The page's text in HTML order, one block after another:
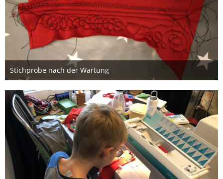
Stichprobe nach der Wartung
9. Oktober 2019